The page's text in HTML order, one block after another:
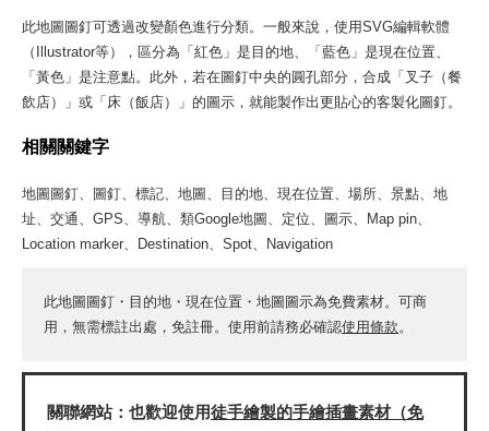
此地圖圖釘可透過改變顏色進行分類。一般來說，使用SVG編輯軟體
（Illustrator等），區分為「紅色」是目的地、「藍色」是現在位置、
「黃色」是注意點。此外，若在圖釘中央的圓孔部分，合成「叉子（餐
飲店）」或「床（飯店）」的圖示，就能製作出更貼心的客製化圖釘。
相關關鍵字
地圖圖釘、圖釘、標記、地圖、目的地、現在位置、場所、景點、地
址、交通、GPS、導航、類Google地圖、定位、圖示、Map pin、
Location marker、Destination、Spot、Navigation
此地圖圖釘・目的地・現在位置・地圖圖示為免費素材。可商
用，無需標註出處，免註冊。使用前請務必確認使用條款。
關聯網站：也歡迎使用徒手繪製的手繪插畫素材（免